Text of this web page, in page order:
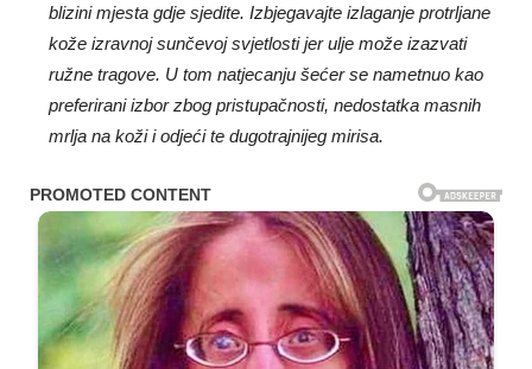
blizini mjesta gdje sjedite. Izbjegavajte izlaganje protrljane
kože izravnoj sunčevoj svjetlosti jer ulje može izazvati
ružne tragove. U tom natjecanju šećer se nametnuo kao
preferirani izbor zbog pristupačnosti, nedostatka masnih
mrlja na koži i odjeći te dugotrajnijeg mirisa.